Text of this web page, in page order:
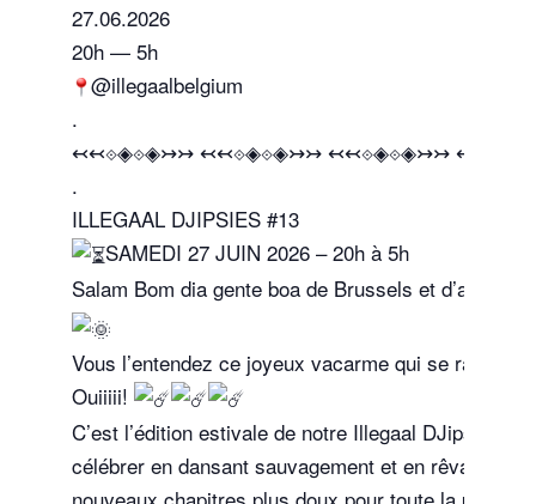
27.06.2026
20h — 5h
@illegaalbelgium
.
↢↢⟐◈⟐◈↣↣ ↢↢⟐◈⟐◈↣↣ ↢↢⟐◈⟐◈↣↣
.
ILLEGAAL DJIPSIES #13
SAMEDI 27 JUIN 2026 – 20h à 5h
Salam Bom dia gente boa de Brussels et d’ailleurs
Vous l’entendez ce joyeux vacarme qui se
Ouiiiii!
C’est l’édition estivale de notre Illegaal DJipsies
célébrer en dansant sauvagement et en rêvant